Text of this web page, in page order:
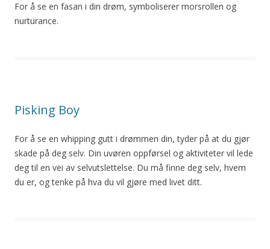
For å se en fasan i din drøm, symboliserer morsrollen og
nurturance.
Pisking Boy
For å se en whipping gutt i drømmen din, tyder på at du gjør
skade på deg selv. Din uvøren oppførsel og aktiviteter vil lede
deg til en vei av selvutslettelse. Du må finne deg selv, hvem
du er, og tenke på hva du vil gjøre med livet ditt.